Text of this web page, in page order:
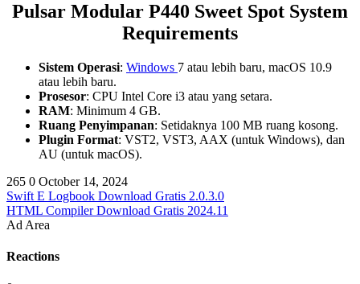
Pulsar Modular P440 Sweet Spot System
Requirements
Sistem Operasi: Windows 7 atau lebih baru, macOS 10.9
atau lebih baru.
Prosesor: CPU Intel Core i3 atau yang setara.
RAM: Minimum 4 GB.
Ruang Penyimpanan: Setidaknya 100 MB ruang kosong.
Plugin Format: VST2, VST3, AAX (untuk Windows), dan
AU (untuk macOS).
265 0 October 14, 2024
Swift E Logbook Download Gratis 2.0.3.0
HTML Compiler Download Gratis 2024.11
Ad Area
Reactions